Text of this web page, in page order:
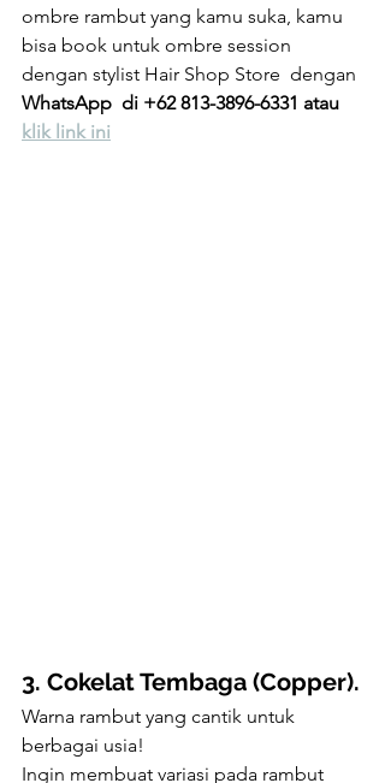
ombre rambut yang kamu suka, kamu
bisa book untuk ombre session
dengan stylist Hair Shop Store  dengan
WhatsApp  di +62 813-3896-6331 atau
klik link ini
3. Cokelat Tembaga (Copper).
Warna rambut yang cantik untuk
berbagai usia!
Ingin membuat variasi pada rambut